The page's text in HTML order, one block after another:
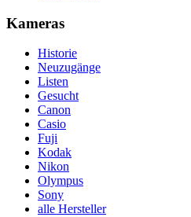
Kameras
Historie
Neuzugänge
Listen
Gesucht
Canon
Casio
Fuji
Kodak
Nikon
Olympus
Sony
alle Hersteller